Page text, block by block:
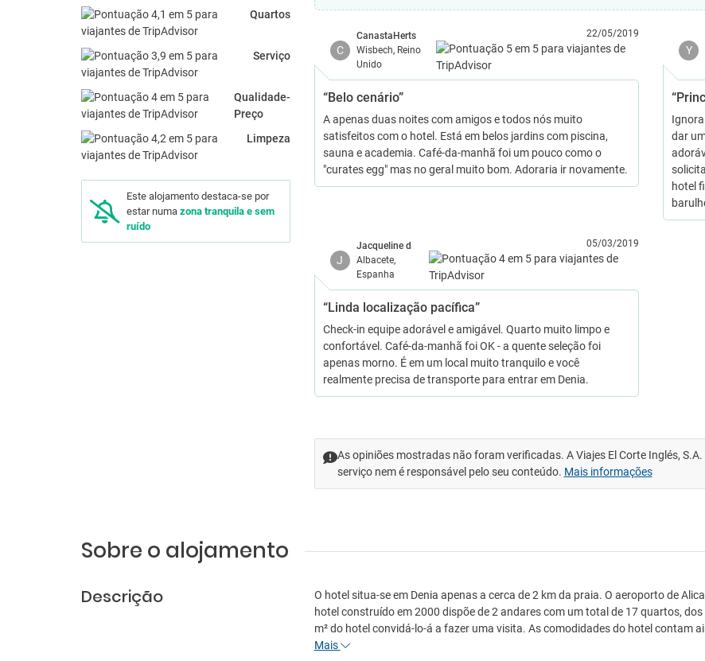
Quartos
Serviço
Qualidade-
Preço
Limpeza
Este alojamento destaca-se por
estar numa zona tranquila e sem
ruído
C
CanastaHerts
Wisbech, Reino
Unido
22/05/2019
“Belo cenário”
A apenas duas noites com amigos e todos nós muito
satisfeitos com o hotel. Está em belos jardins com piscina,
sauna e academia. Café-da-manhã foi um pouco como o
"curates egg" mas no geral muito bom. Adoraria ir novamente.
Y
dar
hotel
J
Jacqueline d
Albacete,
Espanha
05/03/2019
“Linda localização pacífica”
Check-in equipe adorável e amigável. Quarto muito limpo e
confortável. Café-da-manhã foi OK - a quente seleção foi
apenas morno. É em um local muito tranquilo e você
realmente precisa de transporte para entrar em Denia.
As opiniões mostradas não foram verificadas. A Viajes El Corte Inglés,
serviço nem é responsável pelo seu conteúdo. Mais informações
Sobre o alojamento
Descrição
O hotel situa-se em Denia apenas a cerca de 2 km da praia. O aeroporto de
hotel construído em 2000 dispõe de 2 andares com um total de 17 quartos,
m² do hotel convidá-lo-á a fazer uma visita. As comodidades do hotel contam
Mais